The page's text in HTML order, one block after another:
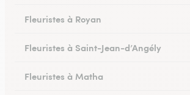
Fleuristes à Royan
Fleuristes à Saint-Jean-d’Angély
Fleuristes à Matha